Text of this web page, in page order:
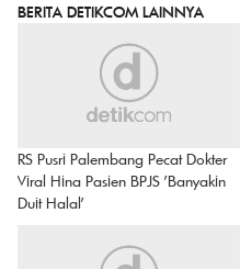
BERITA DETIKCOM LAINNYA
RS Pusri Palembang Pecat Dokter
Viral Hina Pasien BPJS 'Banyakin
Duit Halal'